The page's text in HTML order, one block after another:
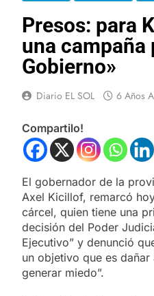
Presos: para
una campaña
Gobierno»
Diario EL SOL 6 Años
Compartilo!
El gobernador de la
Axel Kicillof, remarcó
cárcel, quien tiene una
decisión del Poder
Ejecutivo” y denunció
un objetivo que es
generar miedo”.